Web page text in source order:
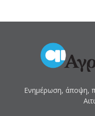
Ενημέρωση, άποψη,